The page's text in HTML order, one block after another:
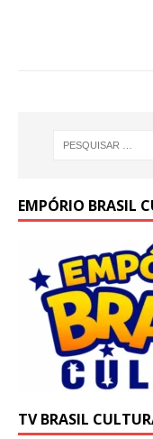
EMPÓRIO BRASIL
TV BRASIL